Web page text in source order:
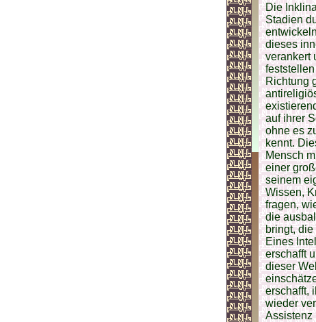
Die
Stadien
dieses
verankert
Richtung
auf ihrer
ohne es
kennt.
Mensch
einer
seinem
Wissen,
fragen,
die
bringt,
Eines
erschafft
dieser
erschafft,
wieder
Assistenz